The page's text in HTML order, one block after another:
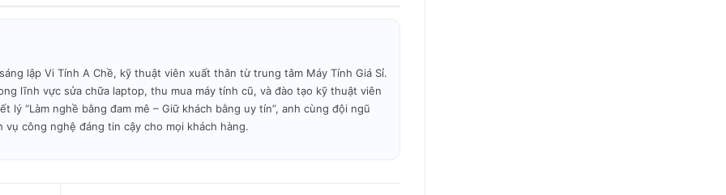
Ngột Không Cảnh Báo
laptop tự tắt giữa chừng mà không báo gì? Đây là dấu hiệu
phổ biến là keo tản nhiệt đã khô, quạt tản nhiệt bị bụi bịt kín
lập Vi Tính A Chề, kỹ thuật viên xuất thân từ trung tâm Máy Tính Giá Sỉ.
lĩnh vực sửa chữa laptop, thu mua máy tính cũ, và đào tạo kỹ thuật viên
lý “Làm nghề bằng đam mê – Giữ khách bằng uy tín”, anh cùng đội ngũ
công nghệ đáng tin cậy cho mọi khách hàng.